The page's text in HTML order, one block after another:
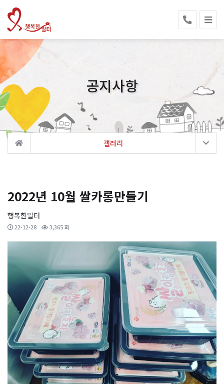
공지사항
갤러리
2022년 10월 쌀카롱만들기
행복한일터
22-12-28 3,365 회